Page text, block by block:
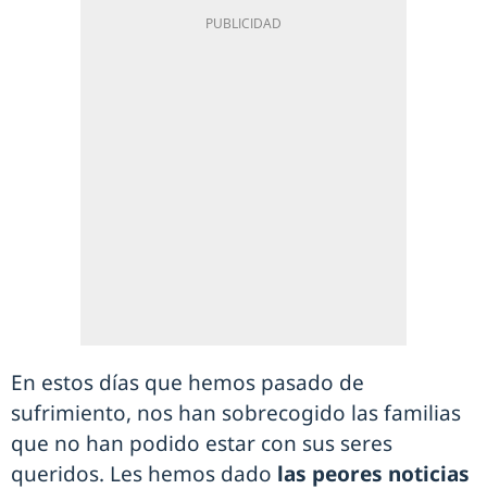
En estos días que hemos pasado de
sufrimiento, nos han sobrecogido las familias
que no han podido estar con sus seres
queridos. Les hemos dado las peores noticias